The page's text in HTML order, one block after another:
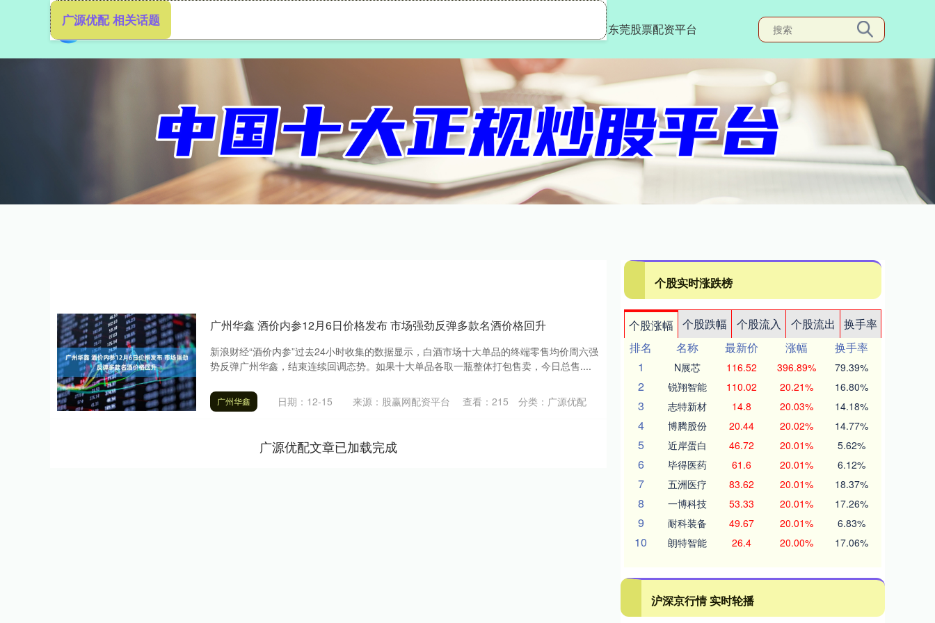
东莞股票配资平台
广源优配 相关话题
广州华鑫 酒价内参12月6日价格发布 市场强劲反弹多款名酒价格回升
新浪财经“酒价内参”过去24小时收集的数据显示，白酒市场十大单品的终端零售均价周六强
势反弹广州华鑫，结束连续回调态势。如果十大单品各取一瓶整体打包售卖，今日总售....
广州华鑫 日期：12-15 来源：股赢网配资平台 查看：215 分类： 广源优配
广源优配文章已加载完成
个股实时涨跌榜
个股涨幅 个股跌幅 个股流入 个股流出
换手率
排名
名称 最新价 涨幅
换手率
1
N展芯 116.52 396.89% 79.39%
2 锐翔智能 110.02 20.21% 16.80%
3 志特新材 14.8 20.03% 14.18%
4 博腾股份 20.44 20.02% 14.77%
5 近岸蛋白 46.72 20.01% 5.62%
6 毕得医药 61.6 20.01% 6.12%
7 五洲医疗 83.62 20.01% 18.37%
8 一博科技 53.33 20.01% 17.26%
9 耐科装备 49.67 20.01% 6.83%
10 朗特智能 26.4 20.00% 17.06%
沪深京行情 实时轮播